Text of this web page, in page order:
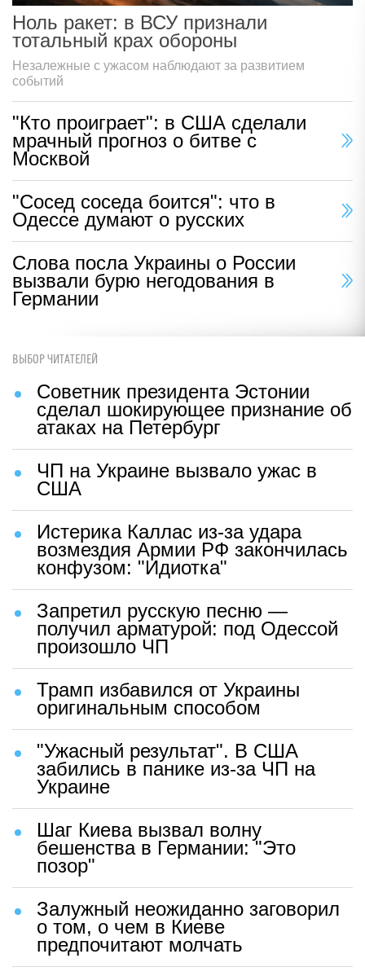
Ноль ракет: в ВСУ признали
тотальный крах обороны
Незалежные с ужасом наблюдают за развитием
событий
"Кто проиграет": в США сделали
мрачный прогноз о битве с
Москвой
"Сосед соседа боится": что в
Одессе думают о русских
Слова посла Украины о России
вызвали бурю негодования в
Германии
ВЫБОР ЧИТАТЕЛЕЙ
Советник президента Эстонии
сделал шокирующее признание об
атаках на Петербург
ЧП на Украине вызвало ужас в
США
Истерика Каллас из-за удара
возмездия Армии РФ закончилась
конфузом: "Идиотка"
Запретил русскую песню —
получил арматурой: под Одессой
произошло ЧП
Трамп избавился от Украины
оригинальным способом
"Ужасный результат". В США
забились в панике из-за ЧП на
Украине
Шаг Киева вызвал волну
бешенства в Германии: "Это
позор"
Залужный неожиданно заговорил
о том, о чем в Киеве
предпочитают молчать